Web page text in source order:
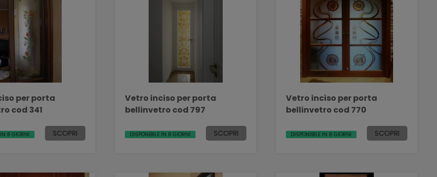
per porta
cod 341
8 GIORNI SCOPRI
Vetro inciso per porta
bellinvetro cod 797
DISPONIBILE IN 8 GIORNI SCOPRI
Vetro inciso per porta
bellinvetro cod 770
DISPONIBILE IN 8 GIORNI SCOPRI